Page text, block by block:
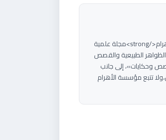
<strong>هاني سلام</strong><strong>مؤسس ورئيس تحرير المجلة العلمية أهرام</strong>مجلة علمية
والفضاء والظواهر الطبيعية والقصص
وحكايات»، إلى جانب
تتبع مؤسسة الأهرام